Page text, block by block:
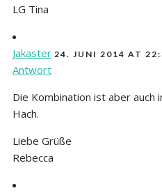
LG Tina
Jakaster 24. JUNI 2014 AT
Antwort
Die Kombination ist aber auch
Hach.
Liebe Grüße
Rebecca